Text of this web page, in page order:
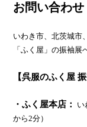
お問い合わ
いわき市、北茨城市
「ふく屋」の振袖展
【呉服のふく屋 振
・ふく屋本店：
い
から2分）